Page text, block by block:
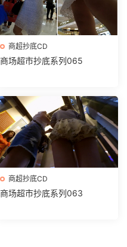
商超抄底CD
商场超市抄底系列065
商超抄底CD
商场超市抄底系列063